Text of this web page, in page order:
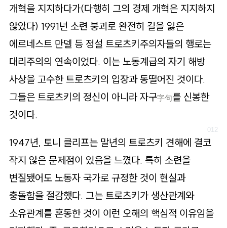
개혁을 지지하다가(다행히 그의 경제 개혁은 지지하지
않았다) 1991년 소련 붕괴로 완전히 길을 잃은
에르네스트 만델 등 정설 트로츠키주의자들의 행로는
대리주의의 연속이었다. 이는 노동계급의 자기 해방
사상을 고수한 트로츠키의 입장과 동떨어진 것이다.
그들은 트로츠키의 정신이 아니라 자구字句를 신봉한
것이다.
1947년, 토니 클리프는 말년의 트로츠키 견해에 결코
작지 않은 문제점이 있음을 느꼈다. 특히 소련을
변질됐어도 노동자 국가로 규정한 것이 현실과
충돌함을 절감했다. 그는 트로츠키가 생산관계와
소유관계를 혼동한 것이 이런 오해의 핵심적 이유임을